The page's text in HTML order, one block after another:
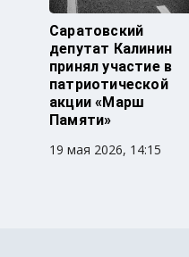
Саратовский
депутат Калинин
принял участие в
патриотической
акции «Марш
Памяти»
19 мая 2026, 14:15